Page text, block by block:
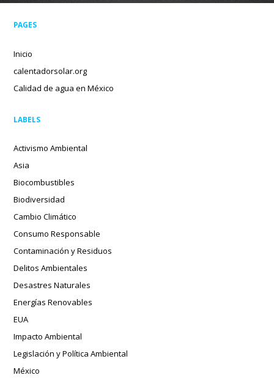
PAGES
Inicio
calentadorsolar.org
Calidad de agua en México
LABELS
Activismo Ambiental
Asia
Biocombustibles
Biodiversidad
Cambio Climático
Consumo Responsable
Contaminación y Residuos
Delitos Ambientales
Desastres Naturales
Energías Renovables
EUA
Impacto Ambiental
Legislación y Política Ambiental
México